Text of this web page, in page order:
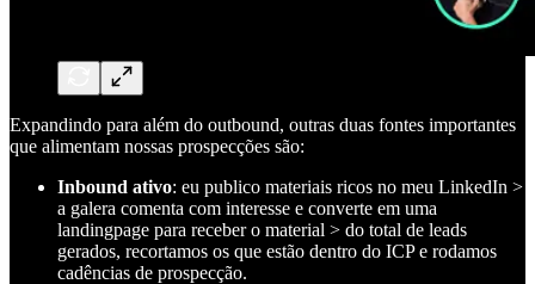
Expandindo para além do outbound, outras duas fontes importantes
que alimentam nossas prospecções são:
Inbound ativo: eu publico materiais ricos no meu LinkedIn >
a galera comenta com interesse e converte em uma
landingpage para receber o material > do total de leads
gerados, recortamos os que estão dentro do ICP e rodamos
cadências de prospecção.